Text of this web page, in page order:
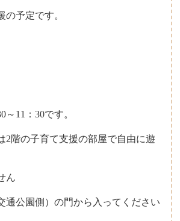
の予定です。
～11：30です。
2階の子育て支援の部屋で自由に遊
ん
通公園側）の門から入ってください